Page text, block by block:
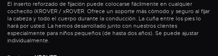
El inserto reforzado de fijación puede colocarse fácilmente en cualquier
cochecito iXROVER / xROVER. Ofrece un soporte más cómodo y seguro al fijar
la cabeza y todo el cuerpo durante la conducción. La cuña entre los pies lo
hará por usted. La hemos desarrollado junto con nuestros clientes
especialmente para niños pequeños (de hasta dos años). Se puede ajustar
individualmente.